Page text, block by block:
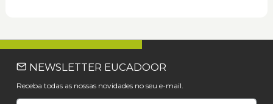
NEWSLETTER EUCADOOR
Receba todas as nossas novidades no seu e-mail.